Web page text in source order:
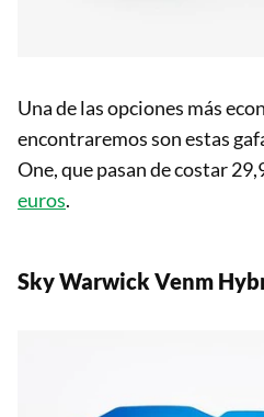
Una de las opciones más
encontraremos son estas
One, que pasan de costar
euros.
Sky Warwick Venm